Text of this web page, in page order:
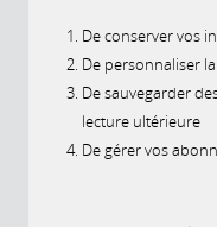
De conserver vos
De personnaliser
De sauvegarder
lecture ultérieure
De gérer vos